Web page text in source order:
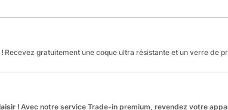
Recevez gratuitement une coque ultra résistante et un verre de
!Avec notre service Trade-in premium, revendez votre